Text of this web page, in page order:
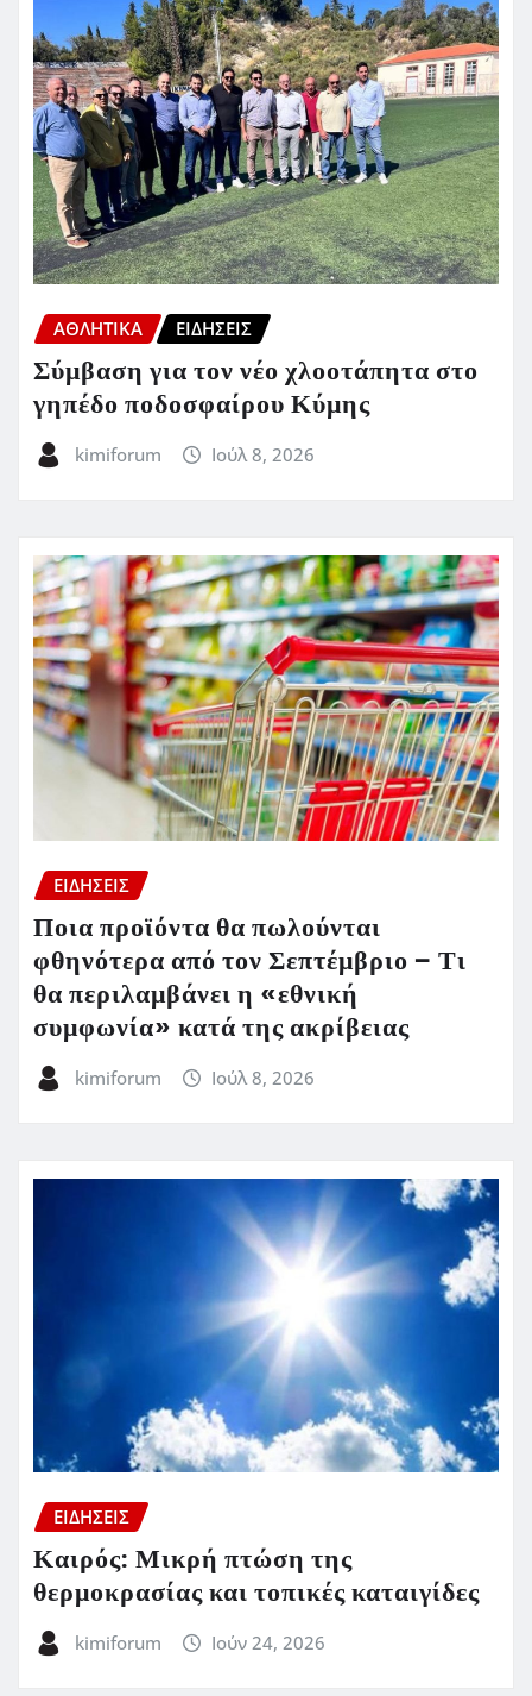
ΑΘΛΗΤΙΚΑ ΕΙΔΗΣΕΙΣ
Σύμβαση για τον νέο χλοοτάπητα στο
γηπέδο ποδοσφαίρου Κύμης
kimiforum Ιούλ 8, 2026
ΕΙΔΗΣΕΙΣ
Ποια προϊόντα θα πωλούνται
φθηνότερα από τον Σεπτέμβριο – Τι
θα περιλαμβάνει η «εθνική
συμφωνία» κατά της ακρίβειας
kimiforum Ιούλ 8, 2026
ΕΙΔΗΣΕΙΣ
Καιρός: Μικρή πτώση της
θερμοκρασίας και τοπικές καταιγίδες
kimiforum Ιούν 24, 2026